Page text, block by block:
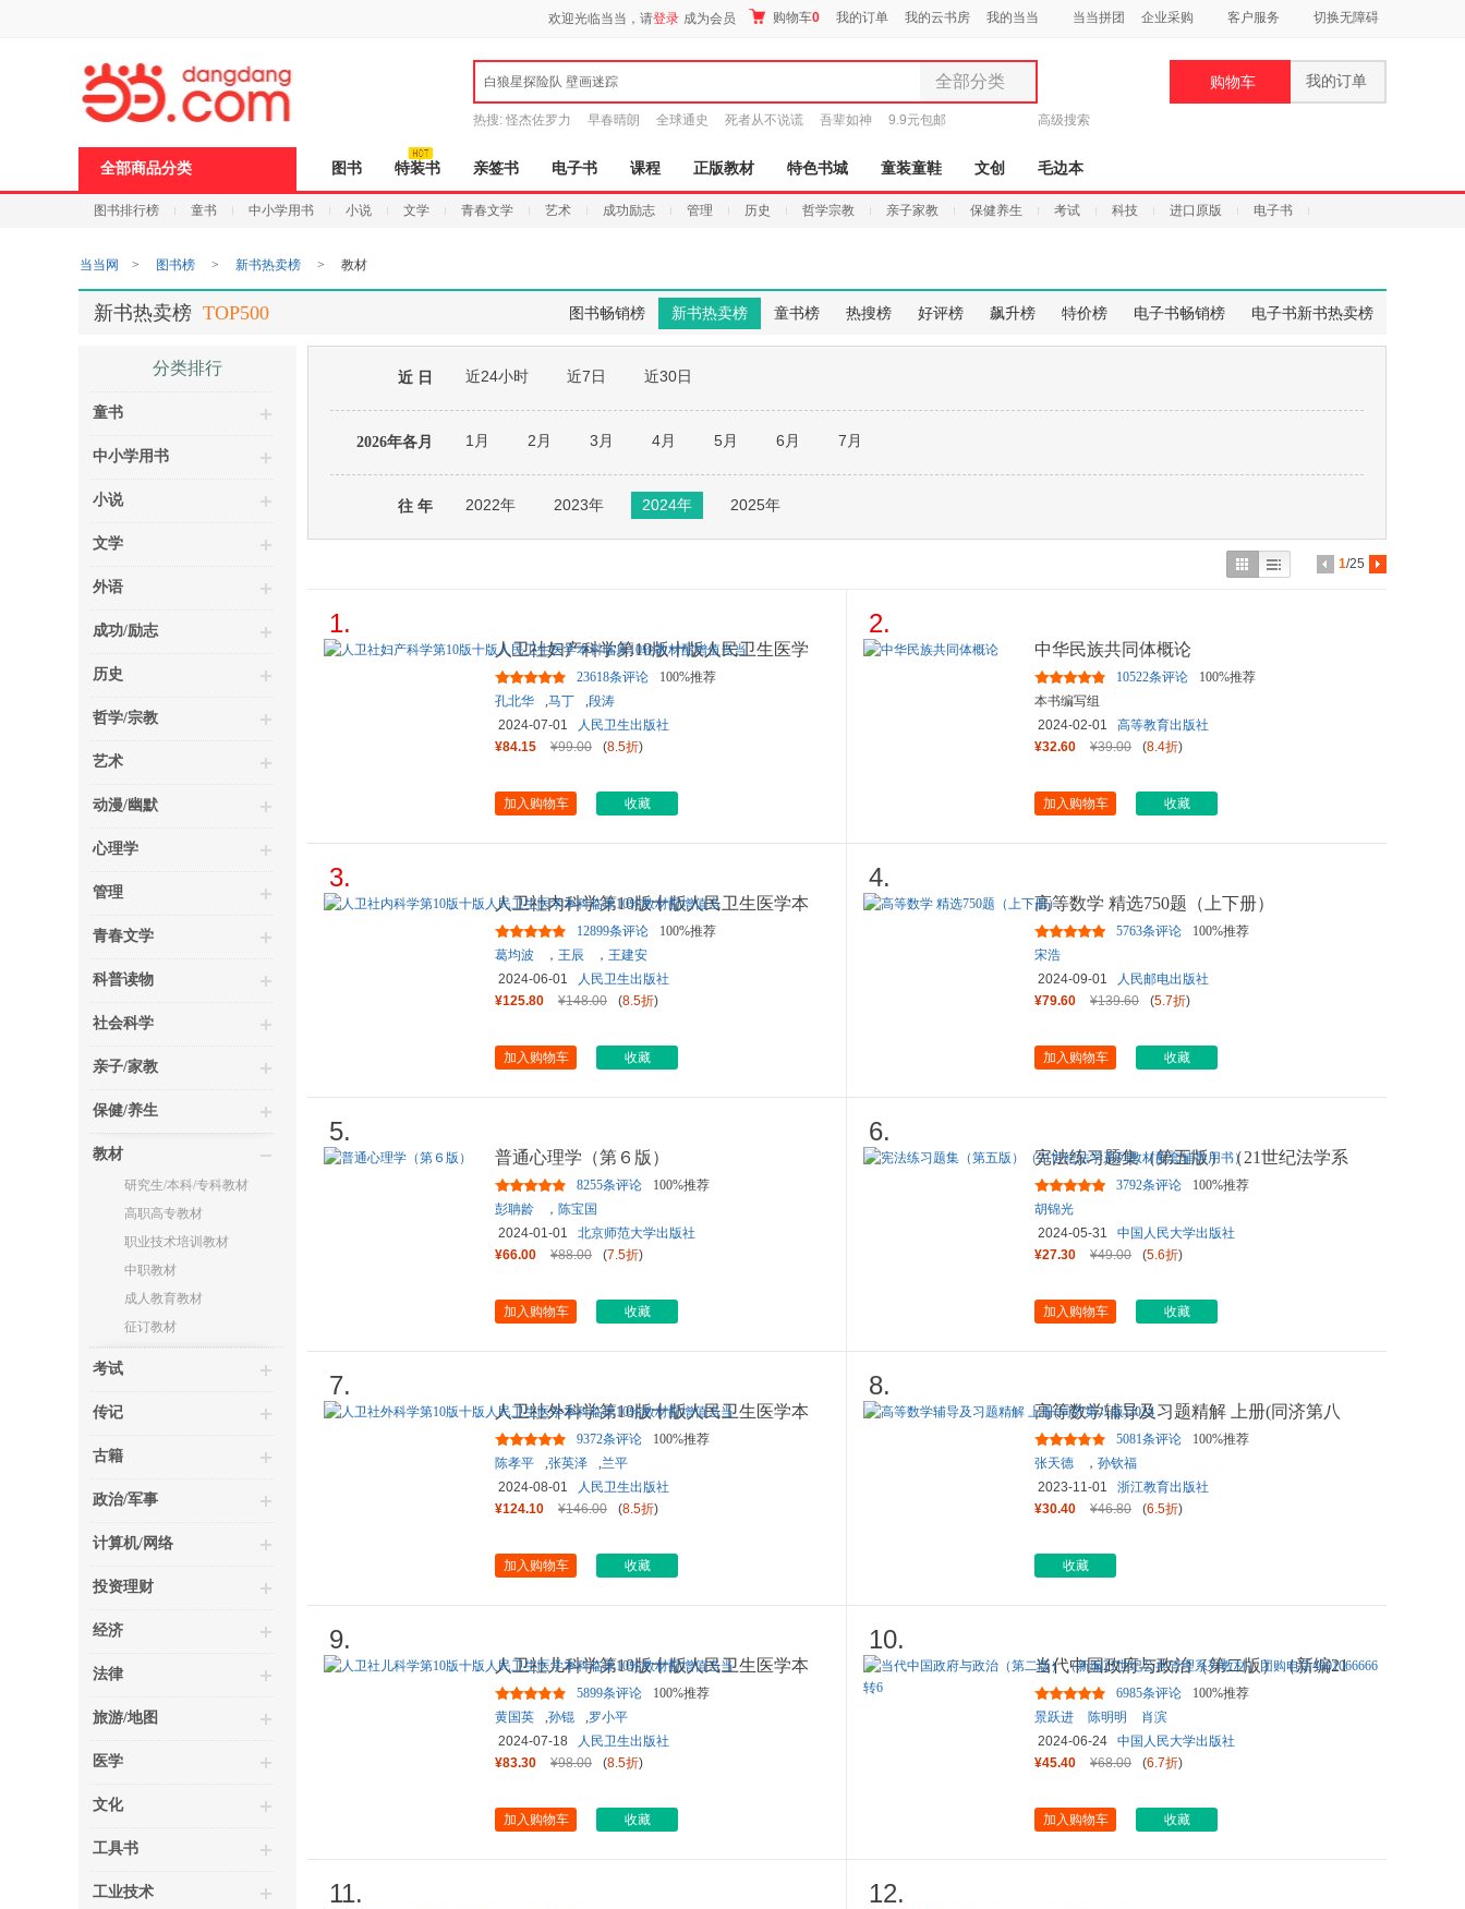
页
欢迎光临当当，请登录 成为会员 购物车0 我的订单 我的云书房 我的当当 当当拼团 企业采购 客户服务 切换无障碍
白狼星探险队 壁画迷踪 全部分类
全部分类
图书
电子书
音像
玩具
孕婴服饰
热搜: 怪杰佐罗力 早春晴朗 全球通史 死者从不说谎 吾辈如神 9.9元包邮 高级搜索
购物车 我的订单
全部商品分类 图书 特装书 亲签书 电子书 课程 正版教材 特色书城 童装童鞋 文创 毛边本
图书排行榜 童书 中小学用书 小说 文学 青春文学 艺术 成功励志 管理 历史 哲学宗教 亲子家教 保健养生 考试 科技 进口原版 电子书
当当网 > 图书榜 > 新书热卖榜 > 教材
图书畅销榜 新书热卖榜 童书榜 热搜榜 好评榜 飙升榜 特价榜 电子书畅销榜 电子书新书热卖榜
新书热卖榜 TOP500
分类排行
童书
中小学用书
小说
文学
外语
成功/励志
历史
哲学/宗教
艺术
动漫/幽默
心理学
管理
青春文学
科普读物
社会科学
亲子/家教
保健/养生
教材
研究生/本科/专科教材
高职高专教材
职业技术培训教材
中职教材
成人教育教材
征订教材
考试
传记
古籍
政治/军事
计算机/网络
投资理财
经济
法律
旅游/地图
医学
文化
工具书
工业技术
近 日 近24小时 近7日 近30日
2026年各月 1月 2月 3月 4月 5月 6月 7月
往 年 2022年 2023年 2024年 2025年
1/25
1.
人卫社妇产科学第10版十版人民卫生医学
本科临床10轮教材配增值当...
23618条评论
100%推荐
孔北华
,马丁 ,段涛
2024-07-01
人民卫生出版社
¥84.15
¥99.00 (8.5折)
加入购物车 收藏
2.
中华民族共同体概论
10522条评论
100%推荐
本书编写组
2024-02-01
高等教育出版社
¥32.60
¥39.00 (8.4折)
加入购物车 收藏
3.
人卫社内科学第10版十版人民卫生医学本
科临床10轮教材配增值当
12899条评论
100%推荐
葛均波
， 王辰 ， 王建安
2024-06-01
人民卫生出版社
¥125.80
¥148.00 (8.5折)
加入购物车 收藏
4.
高等数学 精选750题（上下册）
5763条评论
100%推荐
宋浩
2024-09-01
人民邮电出版社
¥79.60
¥139.60 (5.7折)
加入购物车 收藏
5.
普通心理学（第６版）
8255条评论
100%推荐
彭聃龄
， 陈宝国
2024-01-01
北京师范大学出版社
¥66.00
¥88.00 (7.5折)
加入购物车 收藏
6.
宪法练习题集（第五版）（21世纪法学系
列教材配套辅导用书）
3792条评论
100%推荐
胡锦光
2024-05-31
中国人民大学出版社
¥27.30
¥49.00 (5.6折)
加入购物车 收藏
7.
人卫社外科学第10版十版人民卫生医学本
科临床10轮教材配增值当当
9372条评论
100%推荐
陈孝平
,张英泽 ,兰平
2024-08-01
人民卫生出版社
¥124.10
¥146.00 (8.5折)
加入购物车 收藏
8.
高等数学辅导及习题精解 上册(同济第八
版)2024
5081条评论
100%推荐
张天德
， 孙钦福
2023-11-01
浙江教育出版社
¥30.40
¥46.80 (6.5折)
收藏
9.
人卫社儿科学第10版十版人民卫生医学本
科临床10轮教材配增值当当
5899条评论
100%推荐
黄国英
,孙锟 ,罗小平
2024-07-18
人民卫生出版社
¥83.30
¥98.00 (8.5折)
加入购物车 收藏
10.
当代中国政府与政治（第二版）（新编21
世纪公共管理系列教材）团...
6985条评论
100%推荐
景跃进
陈明明
肖滨
2024-06-24
中国人民大学出版社
¥45.40
¥68.00 (6.7折)
加入购物车 收藏
11. 12.